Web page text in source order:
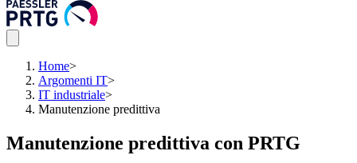
Home>
Argomenti IT>
IT industriale>
Manutenzione predittiva
Manutenzione predittiva con PRTG